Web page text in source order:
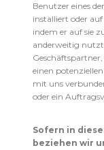
Benutzer eines
installiert oder auf
indem er auf sie
anderweitig
einen
mit uns
oder ein
Sofern in
beziehen wir